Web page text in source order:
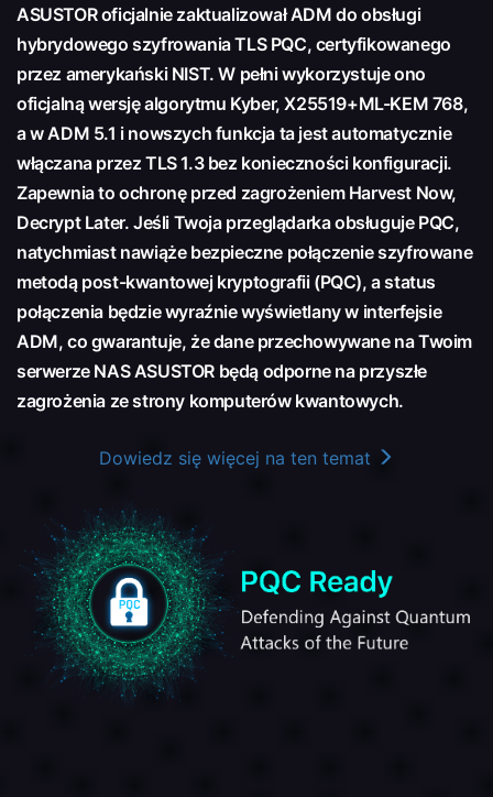
ASUSTOR oficjalnie zaktualizował ADM do obsługi
hybrydowego szyfrowania TLS PQC, certyfikowanego
przez amerykański NIST. W pełni wykorzystuje ono
oficjalną wersję algorytmu Kyber, X25519+ML-KEM 768,
a w ADM 5.1 i nowszych funkcja ta jest automatycznie
włączana przez TLS 1.3 bez konieczności konfiguracji.
Zapewnia to ochronę przed zagrożeniem Harvest Now,
Decrypt Later. Jeśli Twoja przeglądarka obsługuje PQC,
natychmiast nawiąże bezpieczne połączenie szyfrowane
metodą post-kwantowej kryptografii (PQC), a status
połączenia będzie wyraźnie wyświetlany w interfejsie
ADM, co gwarantuje, że dane przechowywane na Twoim
serwerze NAS ASUSTOR będą odporne na przyszłe
zagrożenia ze strony komputerów kwantowych.
Dowiedz się więcej na ten temat